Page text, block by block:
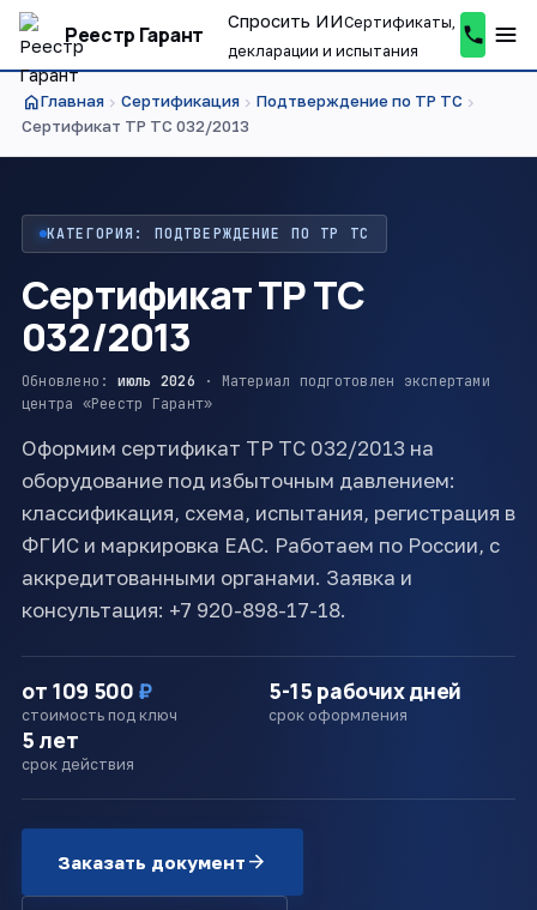
Реестр Гарант
Спросить ИИСертификаты,
декларации и испытания
homeГлавная chevron_right Сертификация chevron_right Подтверждение по ТР ТС chevron_right
Сертификат ТР ТС 032/2013
КАТЕГОРИЯ: ПОДТВЕРЖДЕНИЕ ПО ТР ТС
Сертификат ТР ТС
032/2013
Обновлено: июль 2026 · Материал подготовлен экспертами
центра «Реестр Гарант»
Оформим сертификат ТР ТС 032/2013 на
оборудование под избыточным давлением:
классификация, схема, испытания, регистрация в
ФГИС и маркировка ЕАС. Работаем по России, с
аккредитованными органами. Заявка и
консультация: +7 920-898-17-18.
от 109 500 ₽
стоимость под ключ
5-15 рабочих дней
срок оформления
5 лет
срок действия
Заказать документ arrow_forward